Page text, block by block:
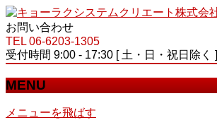
お問い合わせ
TEL 06-6203-1305
受付時間 9:00 - 17:30 [ 土・日・祝日除く ]
MENU
メニューを飛ばす